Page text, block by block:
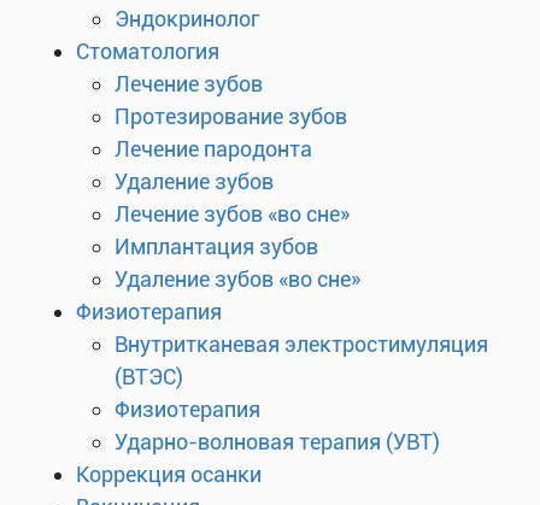
Эндокринолог
Стоматология
Лечение зубов
Протезирование зубов
Лечение пародонта
Удаление зубов
Лечение зубов «во сне»
Имплантация зубов
Удаление зубов «во сне»
Физиотерапия
Внутритканевая электростимуляция
(ВТЭС)
Физиотерапия
Ударно-волновая терапия (УВТ)
Коррекция осанки